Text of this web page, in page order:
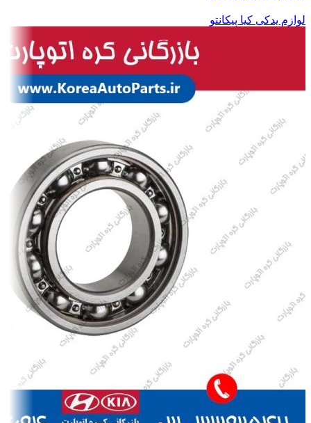
لوازم یدکی کیا پیکانتو